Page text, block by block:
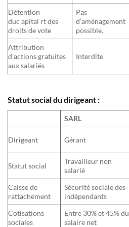
Détention
duc apital rt des
droits de vote
Pas
d’aménagement
possible.
Attribution
d’actions gratuites
aux salariés
Interdite
Statut social du dirigeant :
SARL
Dirigeant Gérant
Statut social
Travailleur non
salarié
Caisse de
rattachement
Sécurité sociale des
indépendants
Cotisations
sociales
Entre 30% et 45% du
salaire net